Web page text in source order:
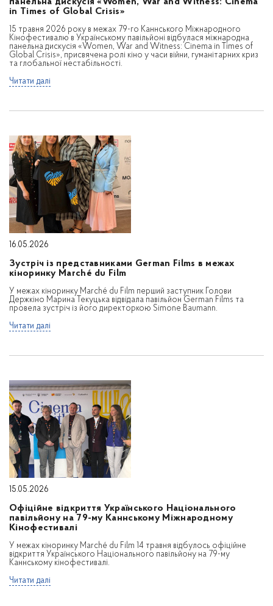
in Times of Global Crisis»
15 травня 2026 року в межах 79-го Каннського Міжнародного
Кінофестивалю в Українському павільйоні відбулася міжнародна
панельна дискусія «Women, War and Witness: Cinema in Times of
Global Crisis», присвячена ролі кіно у часи війни, гуманітарних криз
та глобальної нестабільності.
Читати далі
16.05.2026
Зустріч із представниками German Films в межах
кіноринку Marché du Film
У межах кіноринку Marché du Film перший заступник Голови
Держкіно Марина Текуцька відвідала павільйон German Films та
провела зустріч із його директоркою Simone Baumann.
Читати далі
15.05.2026
Офіційне відкриття Українського Національного
павільйону на 79-му Каннському Міжнародному
Кінофестивалі
У межах кіноринку Marché du Film 14 травня відбулось офіційне
відкриття Українського Національного павільйону на 79-му
Каннському кінофестивалі.
Читати далі